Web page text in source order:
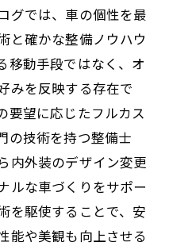
グでは、車の個性を最
と確かな整備ノウハウ
移動手段ではなく、オ
みを反映する存在で
要望に応じたフルカス
の技術を持つ整備士
内外装のデザイン変更
ルな車づくりをサポー
を駆使することで、安
能や美観も向上させる